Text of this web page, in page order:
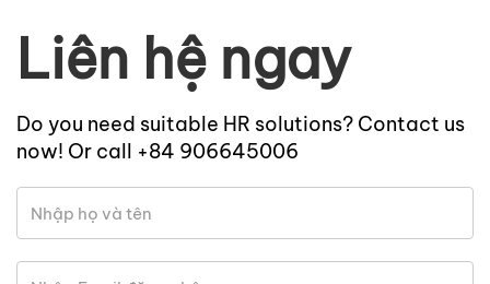
Liên hệ ngay
Do you need suitable HR solutions? Contact us
now! Or call +84 906645006